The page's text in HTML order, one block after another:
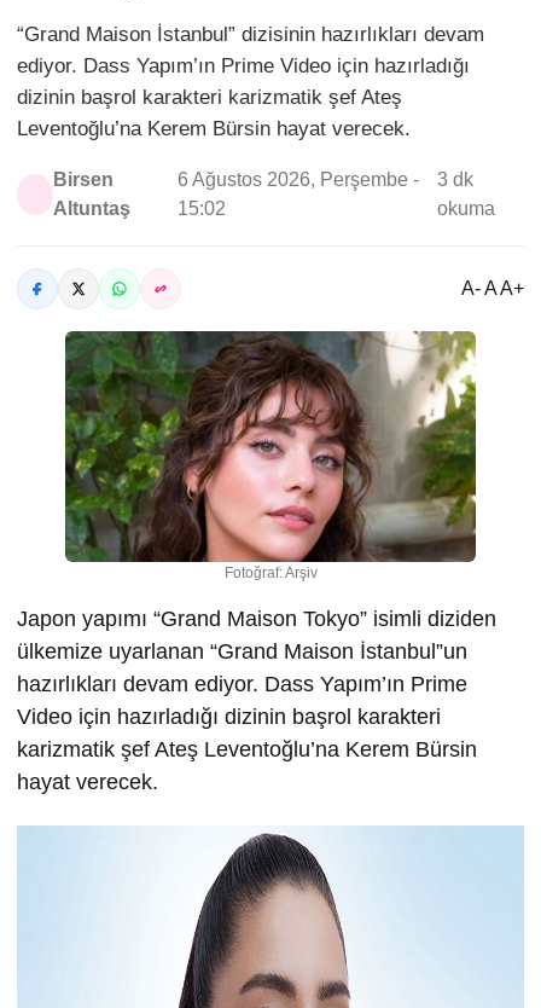
“Grand Maison İstanbul” dizisinin hazırlıkları devam
ediyor. Dass Yapım’ın Prime Video için hazırladığı
dizinin başrol karakteri karizmatik şef Ateş
Leventoğlu’na Kerem Bürsin hayat verecek.
Birsen
Altuntaş
6 Ağustos 2026, Perşembe -
15:02
3 dk
okuma
A- A A+
Fotoğraf: Arşiv
Japon yapımı “Grand Maison Tokyo” isimli diziden
ülkemize uyarlanan “Grand Maison İstanbul”un
hazırlıkları devam ediyor. Dass Yapım’ın Prime
Video için hazırladığı dizinin başrol karakteri
karizmatik şef Ateş Leventoğlu’na Kerem Bürsin
hayat verecek.